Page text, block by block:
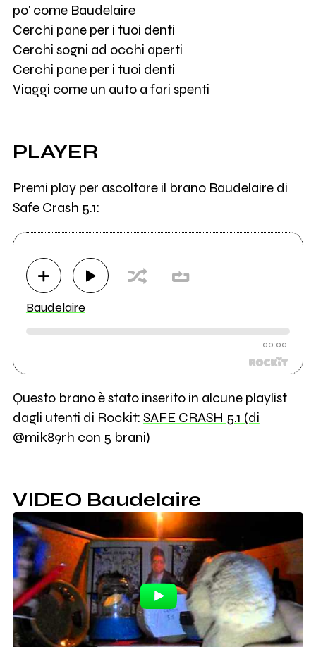
po' come Baudelaire
Cerchi pane per i tuoi denti
Cerchi sogni ad occhi aperti
Cerchi pane per i tuoi denti
Viaggi come un auto a fari spenti
PLAYER
Premi play per ascoltare il brano Baudelaire di
Safe Crash 5.1:
Baudelaire
00:00
Questo brano è stato inserito in alcune playlist
dagli utenti di Rockit: SAFE CRASH 5.1 (di
@mik89rh con 5 brani)
VIDEO Baudelaire